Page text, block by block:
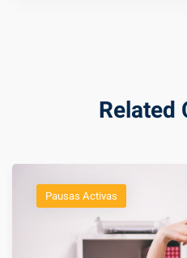
Related
Pausas Activas